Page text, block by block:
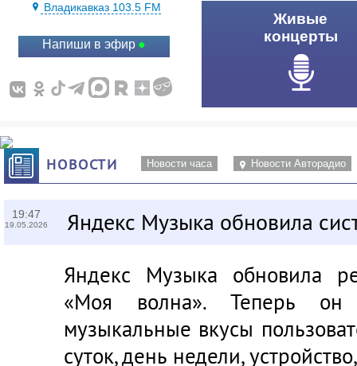
Владикавказ 103.5 FM
Напиши в эфир
Живые
концерты
НОВОСТИ Новости часа Новости Авторадио
19:47
19.05.2026 Яндекс Музыка обновила
Яндекс Музыка обновила
«Моя волна». Теперь он
музыкальные вкусы
суток, день недели,